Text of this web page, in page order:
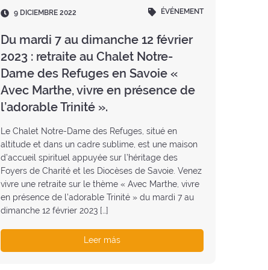
Fecha
9 DICIEMBRE 2022 ÉVÉNEMENT
Du mardi 7 au dimanche 12 février
2023 : retraite au Chalet Notre-
Dame des Refuges en Savoie «
Avec Marthe, vivre en présence de
l’adorable Trinité ».
Le Chalet Notre-Dame des Refuges, situé en
altitude et dans un cadre sublime, est une maison
d’accueil spirituel appuyée sur l’héritage des
Foyers de Charité et les Diocèses de Savoie. Venez
vivre une retraite sur le thème « Avec Marthe, vivre
en présence de l’adorable Trinité » du mardi 7 au
dimanche 12 février 2023 […]
Leer más